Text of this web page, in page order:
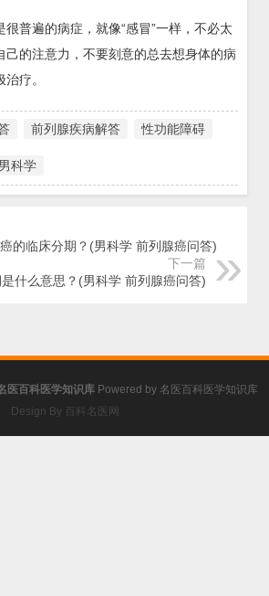
普遍的病症，就像“感冒”一样，不必太
己的注意力，不要刻意的总去想身体的病
疗。
前列腺疾病解答 性功能障碍
男科学
的临床分期？(男科学 前列腺癌问答)
下一篇
什么意思？(男科学 前列腺癌问答)
医百科医学知识库 Powered by 名医百科医学知识库
Design By 百科名医网